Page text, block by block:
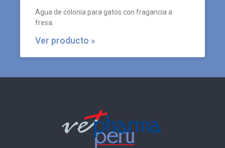
Agua de colonia para gatos con fragancia a
fresa.
Ver producto »